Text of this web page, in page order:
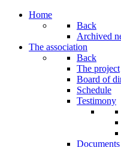
Home
Back
Archived
The association
Back
The project
Board of
Schedule
Testimony
Documents